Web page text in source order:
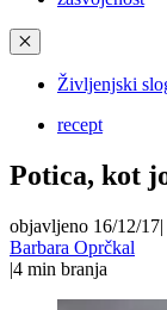
✕
Življenjski
recept
Potica, kot
objavljeno 16/12/17|
Barbara Oprčkal
|4 min branja